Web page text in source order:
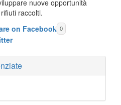
nuove opportunità
raccolti.
0